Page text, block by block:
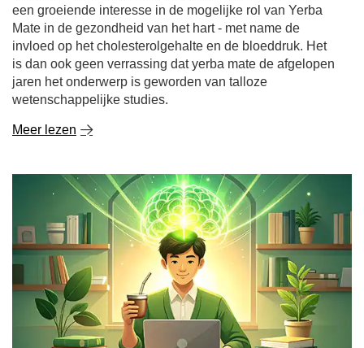
een groeiende interesse in de mogelijke rol van Yerba
Mate in de gezondheid van het hart - met name de
invloed op het cholesterolgehalte en de bloeddruk. Het
is dan ook geen verrassing dat yerba mate de afgelopen
jaren het onderwerp is geworden van talloze
wetenschappelijke studies.
Meer lezen